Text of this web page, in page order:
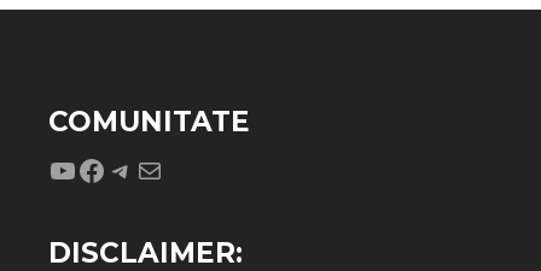
COMUNITATE
YouTube
Facebook
Telegram
Mail
DISCLAIMER: